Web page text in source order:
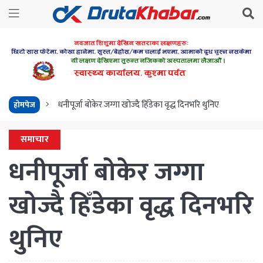
होमपेज धनीपूर्जा बोकेर जग्गा खोज्दै हिँडेका वृद्ध दिनभरि थुनिए
समाचार
धनीपूर्जा बोकेर जग्गा
खोज्दै हिँडेका वृद्ध दिनभरि
थुनिए